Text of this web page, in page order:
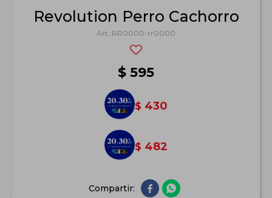
Revolution Perro Cachorro
RR0000-rr0000
$ 595
$ 430
$ 482
 